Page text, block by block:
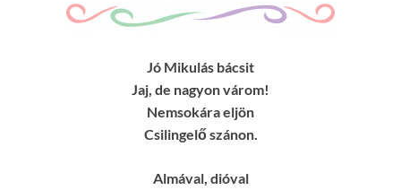
Jó Mikulás bácsit
Jaj, de nagyon várom!
Nemsokára eljön
Csilingelő szánon.
Almával, dióval